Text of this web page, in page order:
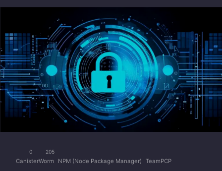
0 205
CanisterWorm NPM (Node Package Manager) TeamPCP